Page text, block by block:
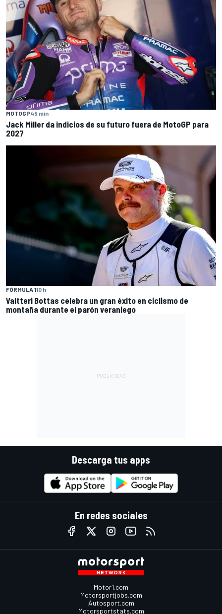
MOTOGP49 min
Jack Miller da indicios de su futuro fuera de MotoGP para
2027
FÓRMULA 110 h
Valtteri Bottas celebra un gran éxito en ciclismo de
montaña durante el parón veraniego
Descarga tus apps
En redes sociales
Motor1.com
Motorsportjobs.com
Autosport.com
Motorsportstats.com